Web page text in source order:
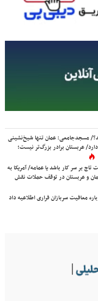
مسجدجامعی: عمان تنها شیخ‌نشینی
عربستان برادر بزرگ‌تر نیست؛
بر سر کار باشد یا عمامه/ آمریکا به
و عربستان در توقف حملات نقش
معافیت سربازان فراری اطلاعیه داد